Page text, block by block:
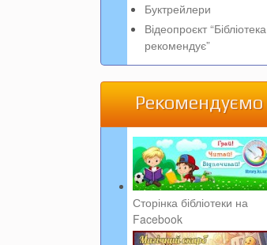
Буктрейлери
Відеопроєкт “Бібліотека
рекомендує”
Рекомендуємо
Сторінка бібліотеки на
Facebook